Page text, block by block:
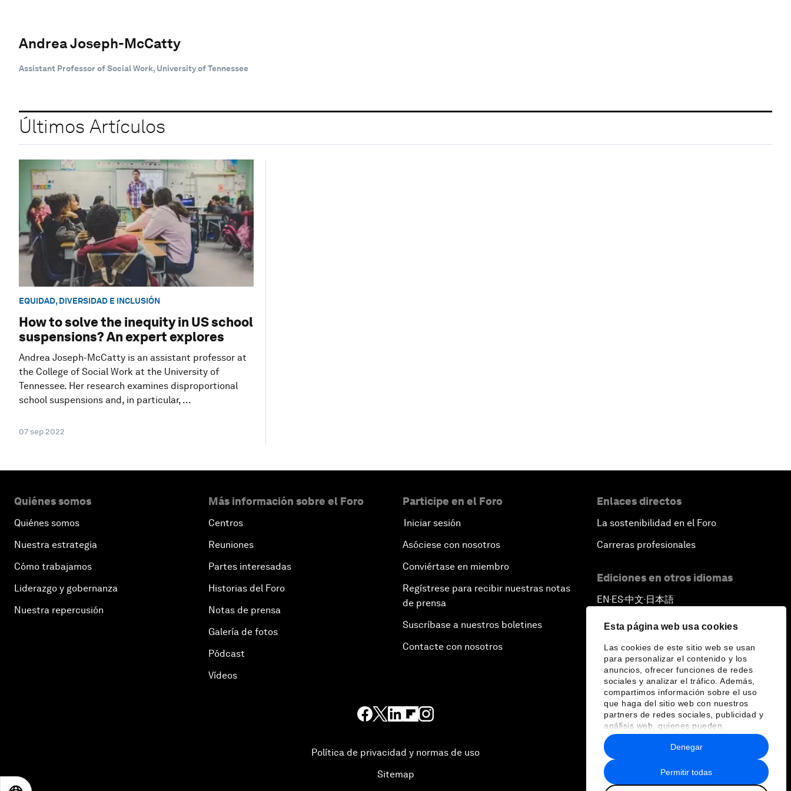
Esta página web usa cookies
Las cookies de este sitio web se usan
para personalizar el contenido y los
anuncios, ofrecer funciones de redes
sociales y analizar el tráfico. Además,
compartimos información sobre el uso
que haga del sitio web con nuestros
partners de redes sociales, publicidad y
análisis web, quienes pueden
combinarla con otra información que les
haya proporcionado o que hayan
recopilado a partir del uso que haya
hecho de sus servicios.
Permitir todas
Denegar
Andrea Joseph-McCatty
Assistant Professor of Social Work, University of Tennessee
Últimos Artículos
EQUIDAD, DIVERSIDAD E INCLUSIÓN
How to solve the inequity in US school
suspensions? An expert explores
Andrea Joseph-McCatty is an assistant professor at
the College of Social Work at the University of
Tennessee. Her research examines disproportional
school suspensions and, in particular, ...
07 sep 2022
Quiénes somos
Quiénes somos
Nuestra estrategia
Cómo trabajamos
Liderazgo y gobernanza
Nuestra repercusión
Más información sobre el Foro
Centros
Reuniones
Partes interesadas
Historias del Foro
Notas de prensa
Galería de fotos
Pódcast
Vídeos
Participe en el Foro
Iniciar sesión
Asóciese con nosotros
Conviértase en miembro
Regístrese para recibir nuestras notas
de prensa
Suscríbase a nuestros boletines
Contacte con nosotros
Enlaces directos
La sostenibilidad en el Foro
Carreras profesionales
Ediciones en otros idiomas
EN ▪ ES▪中文▪ 日本語
Política de privacidad y normas de uso
Sitemap